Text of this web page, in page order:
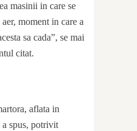
masinii in care se
moment in care a
sa cada”, se mai
citat.
aflata in
spus, potrivit